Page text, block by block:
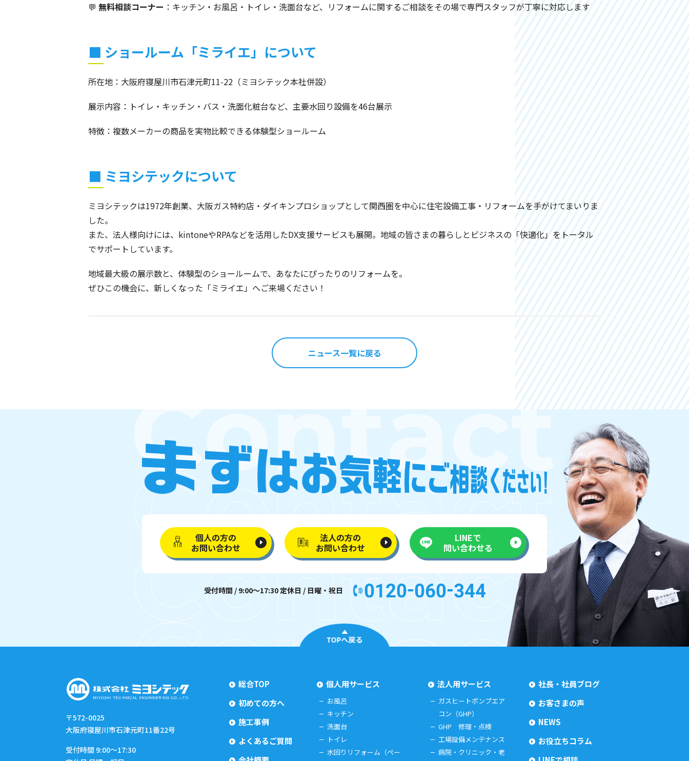
💬 無料相談コーナー ：キッチン・お風呂・トイレ・洗面台など、リフォームに関するご相談をその場で専門スタッフが丁寧に対応します
■ ショールーム「ミライエ」について
所在地：大阪府寝屋川市石津元町11-22（ミヨシテック本社併設）
展示内容：トイレ・キッチン・バス・洗面化粧台など、主要水回り設備を46台展示
特徴：複数メーカーの商品を実物比較できる体験型ショールーム
■ ミヨシテックについて
ミヨシテックは1972年創業、大阪ガス特約店・ダイキンプロショップとして関西圏を中心に住宅設備工事・リフォームを手がけてまいりま
した。
また、法人様向けには、kintoneやRPAなどを活用したDX支援サービスも展開。地域の皆さまの暮らしとビジネスの「快適化」をトータル
でサポートしています。
地域最大級の展示数と、体験型のショールームで、あなたにぴったりのリフォームを。
ぜひこの機会に、新しくなった「ミライエ」へご来場ください！
ニュース一覧に戻る
個人の方の
お問い合わせ
法人の方の
お問い合わせ
LINEで
問い合わせる
受付時間 / 9:00〜17:30 定休日 / 日曜・祝日
TOPへ戻る
総合TOP
初めての方へ
施工事例
よくあるご質問
個人用サービス
お風呂
キッチン
洗面台
トイレ
水回りリフォーム（ペー
法人用サービス
ガスヒートポンプエア
コン（GHP）
GHP 修理・点検
工場設備メンテナンス
病院・クリニック・老
社長・社員ブログ
お客さまの声
NEWS
お役立ちコラム
〒572-0025
大阪府寝屋川市石津元町11番22号
受付時間 9:00〜17:30